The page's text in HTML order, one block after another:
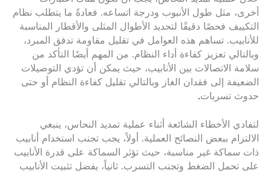
أخرى، مثل طول الأنبوب ودرجة اتساعه. فعادةً ما يتطلب نظام
التكييف فحصًا دقيقًا لتحديد الأطوال المثلى والأقطار المناسبة
للأنابيب. تساهم هذه العوامل في تقليل مقاومة تدفق المبرد،
وبالتالي تعزيز كفاءة أداء النظام. من المهم أيضًا التأكد من
سلامة الاتصالات بين الأنابيب، حيث يمكن أن تؤدي التوصيلات
الضعيفة إلى فقدان الغاز وبالتالي تقليل كفاءة النظام أو حتى
حدوث تسربات.
لتفادي الأخطاء الشائعة أثناء عملية تمديد النحاس، ينبغي
الالتزام ببعض النصائح العملية. أولاً، يجب تجنب استخدام أنابيب
ذات سماكة غير مناسبة، حيث تؤثر السماكة على قدرة الأنابيب
على تحمل الضغط وتجنب التسرب. ثانياً، يفضل تثبيت الأنابيب